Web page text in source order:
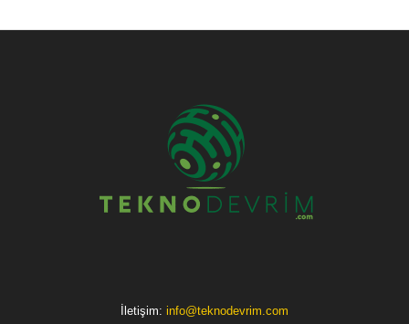
İletişim: info@teknodevrim.com